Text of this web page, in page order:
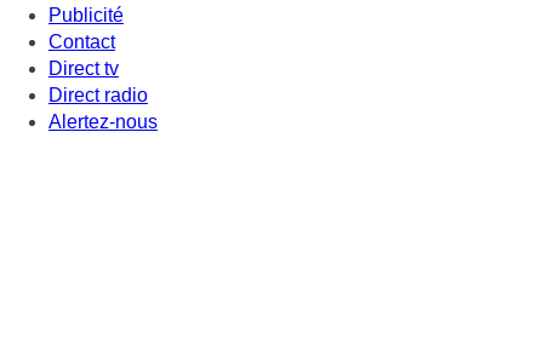
Publicité
Contact
Direct tv
Direct radio
Alertez-nous